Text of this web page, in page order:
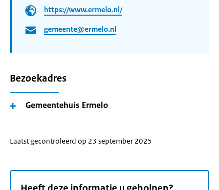
https://www.ermelo.nl/
gemeente@ermelo.nl
Bezoekadres
Gemeentehuis Ermelo
Laatst gecontroleerd op 23 september 2025